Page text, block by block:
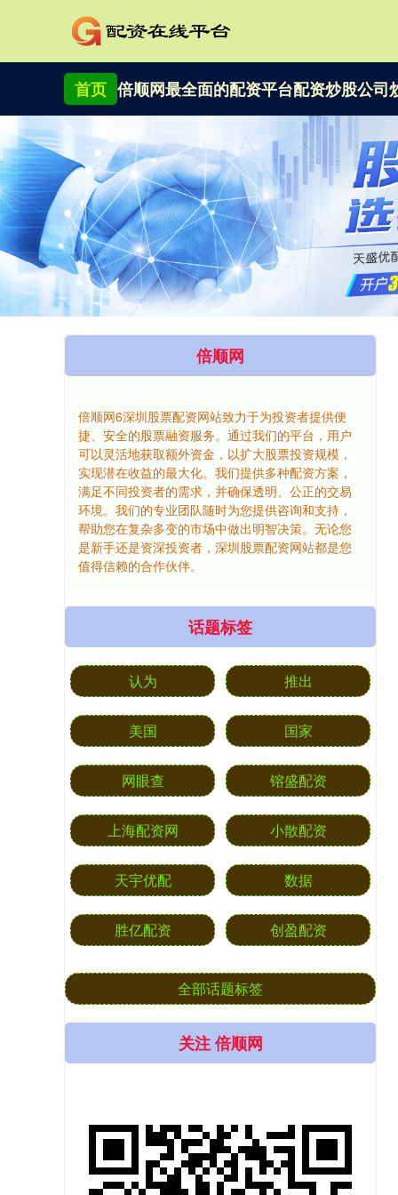
首页 倍顺网最全面的配资平台配资炒股公司
倍顺网
倍顺网6深圳股票配资网站致力于为投资者提供便
捷、安全的股票融资服务。通过我们的平台，用户
可以灵活地获取额外资金，以扩大股票投资规模，
实现潜在收益的最大化。我们提供多种配资方案，
满足不同投资者的需求，并确保透明、公正的交易
环境。我们的专业团队随时为您提供咨询和支持，
帮助您在复杂多变的市场中做出明智决策。无论您
是新手还是资深投资者，深圳股票配资网站都是您
值得信赖的合作伙伴。
话题标签
认为 推出
美国 国家
网眼查 镕盛配资
上海配资网 小散配资
天宇优配 数据
胜亿配资 创盈配资
全部话题标签
关注 倍顺网